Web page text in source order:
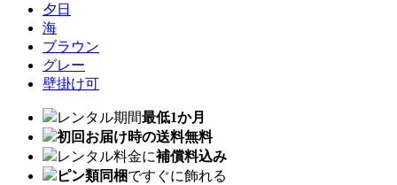
夕日
海
ブラウン
グレー
壁掛け可
レンタル期間最低1か月
初回お届け時の送料無料
レンタル料金に補償料込み
ピン類同梱ですぐに飾れる